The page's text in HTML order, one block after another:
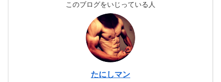
このブログをいじっている人
たにしマン